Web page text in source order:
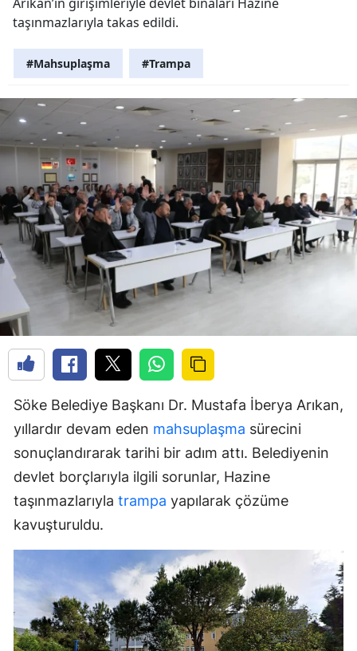
taşınmazlarıyla takas edildi.
#Mahsuplaşma #Trampa
Söke Belediye Başkanı Dr. Mustafa İberya Arıkan,
yıllardır devam eden mahsuplaşma sürecini
sonuçlandırarak tarihi bir adım attı. Belediyenin
devlet borçlarıyla ilgili sorunlar, Hazine
taşınmazlarıyla trampa yapılarak çözüme
kavuşturuldu.